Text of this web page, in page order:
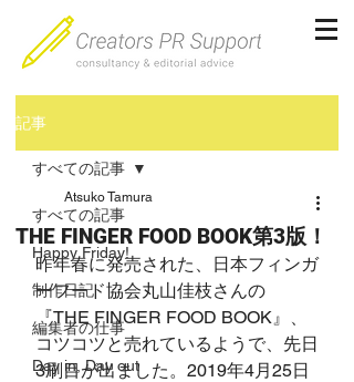
記事
すべての記事
Happy Friday!
制作日記
編集者の仕事
Day in, Day out
すべての記事
THE FINGER FOOD BOOK第3版！
Atsuko Tamura
昨年春に発売された、日本フィンガ
ーフード協会丸山佳枝さんの
『THE FINGER FOOD BOOK』、
コツコツと売れているようで、先日
3刷目が出ました。2019年4月25日